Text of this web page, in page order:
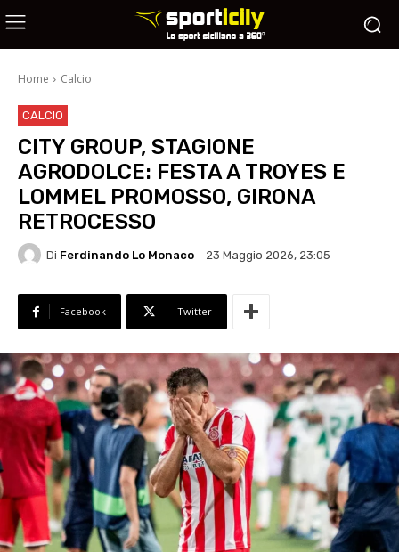
Home Calcio
CALCIO
CITY GROUP, STAGIONE
AGRODOLCE: FESTA A TROYES E
LOMMEL PROMOSSO, GIRONA
RETROCESSO
Di Ferdinando Lo Monaco 23 Maggio 2026, 23:05
Facebook Twitter